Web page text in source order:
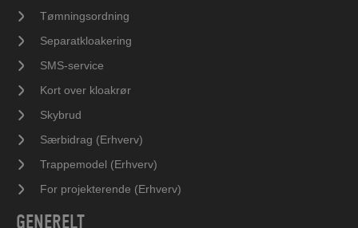
Tømningsordning
Separatkloakering
SMS-service
Kort over kloakrør
Skybrud
Særbidrag (Erhverv)
Trappemodel (Erhverv)
For projekterende (Erhverv)
GENERELT